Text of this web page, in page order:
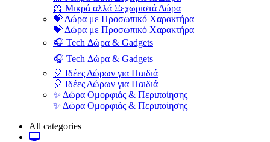
🎀 Μικρά αλλά Ξεχωριστά Δώρα
💝 Δώρα με Προσωπικό Χαρακτήρα
💝 Δώρα με Προσωπικό Χαρακτήρα
🎧 Tech Δώρα & Gadgets
🎧 Tech Δώρα & Gadgets
🎈 Ιδέες Δώρων για Παιδιά
🎈 Ιδέες Δώρων για Παιδιά
✨ Δώρα Ομορφιάς & Περιποίησης
✨ Δώρα Ομορφιάς & Περιποίησης
All categories